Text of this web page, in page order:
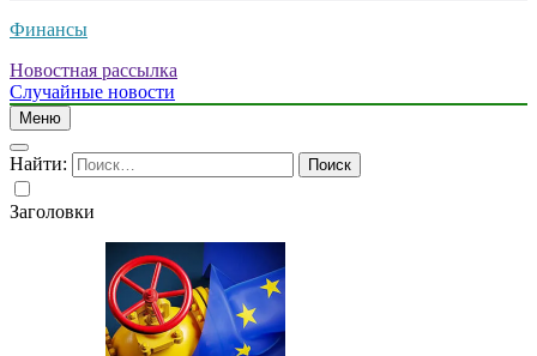
Финансы
Новостная рассылка
Случайные новости
Меню
Найти:
Заголовки